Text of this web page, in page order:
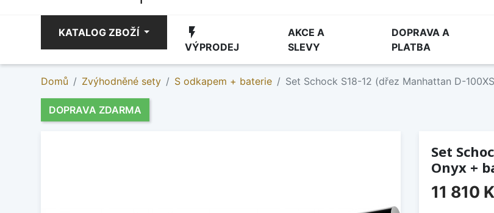
KATALOG ZBOŽÍ flash_on
VÝPRODEJ
AKCE A
SLEVY
DOPRAVA A
PLATBA
Domů Zvýhodněné sety S odkapem + baterie Set Schock S18-12 (dřez Manhattan D-
DOPRAVA ZDARMA
Set
Onyx +
11 810